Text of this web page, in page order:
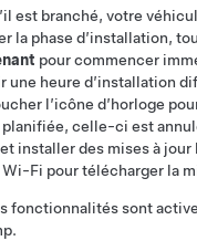
est branché, votre
la phase d’installation,
pour commencer
une heure d’installation
l’icône d’horloge
planifiée, celle-ci est
installer des mises à
Fi pour télécharger la
fonctionnalités sont